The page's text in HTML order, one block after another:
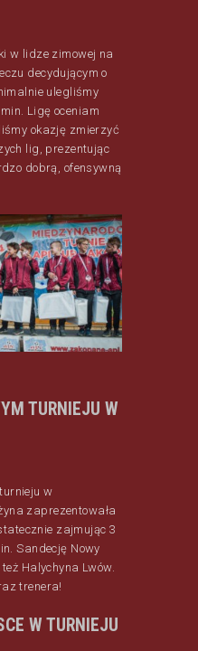
w lidze zimowej na
decydującym o
ulegliśmy
Ligę oceniam
okazję zmierzyć
lig, prezentując
dobrą, ofensywną
TURNIEJU W
w
zaprezentowała
zajmując 3
Sandecję Nowy
Halychyna Lwów.
trenera!
W TURNIEJU